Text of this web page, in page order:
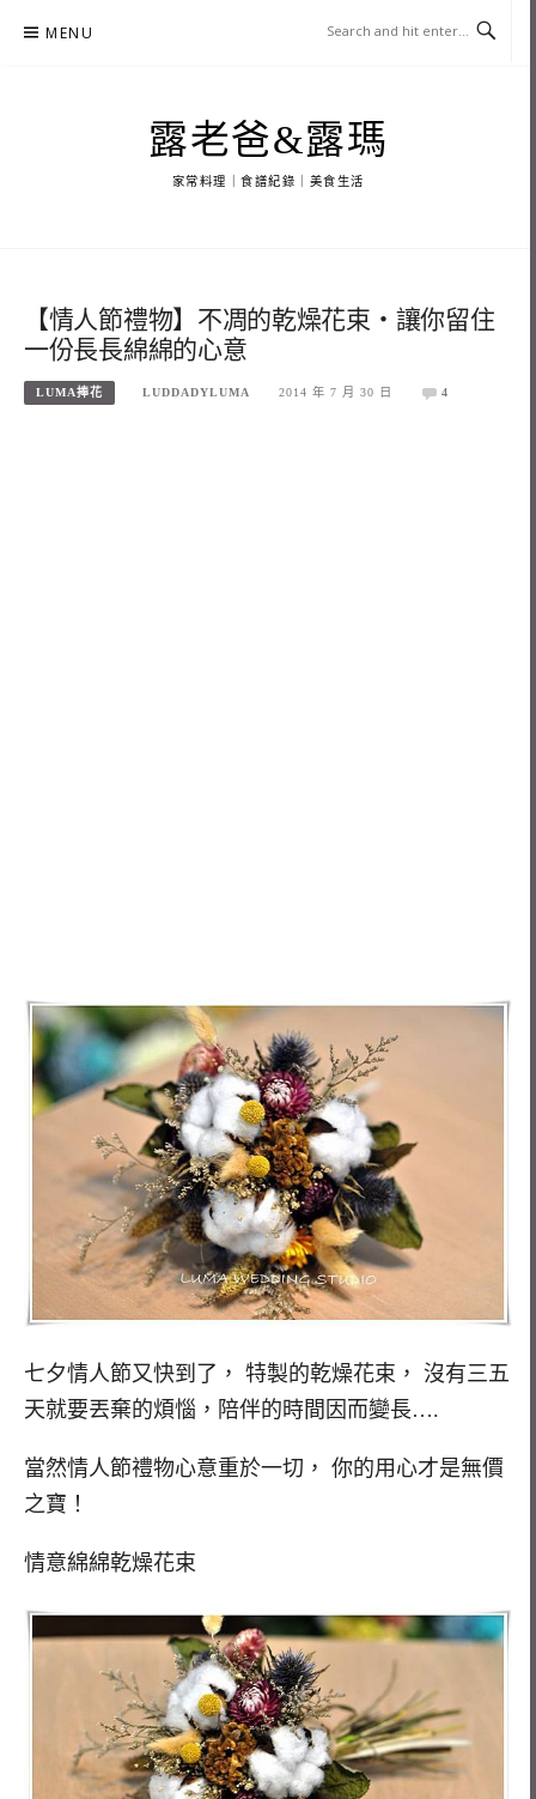
MENU
露老爸&露瑪
家常料理｜食譜紀錄｜美食生活
【情人節禮物】不凋的乾燥花束‧讓你留住
一份長長綿綿的心意
LUMA捧花 LUDDADYLUMA 2014 年 7 月 30 日 4
七夕情人節又快到了， 特製的乾燥花束， 沒有三五
天就要丟棄的煩惱，陪伴的時間因而變長….
當然情人節禮物心意重於一切， 你的用心才是無價
之寶！
情意綿綿乾燥花束